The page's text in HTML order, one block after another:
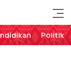
Politik